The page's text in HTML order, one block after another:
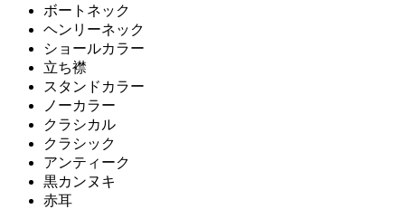
ボートネック
ヘンリーネック
ショールカラー
立ち襟
スタンドカラー
ノーカラー
クラシカル
クラシック
アンティーク
黒カンヌキ
赤耳